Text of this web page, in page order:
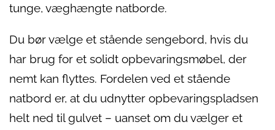
tunge, væghængte natborde.
Du bør vælge et stående sengebord, hvis du
har brug for et solidt opbevaringsmøbel, der
nemt kan flyttes. Fordelen ved et stående
natbord er, at du udnytter opbevaringspladsen
helt ned til gulvet – uanset om du vælger et